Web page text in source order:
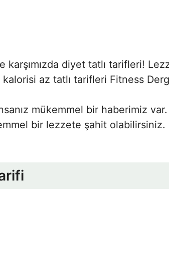
diyet tatlı tarifleri!
az tatlı tarifleri Fitness
mükemmel bir haberimiz
bir lezzete şahit olabilirsiniz.